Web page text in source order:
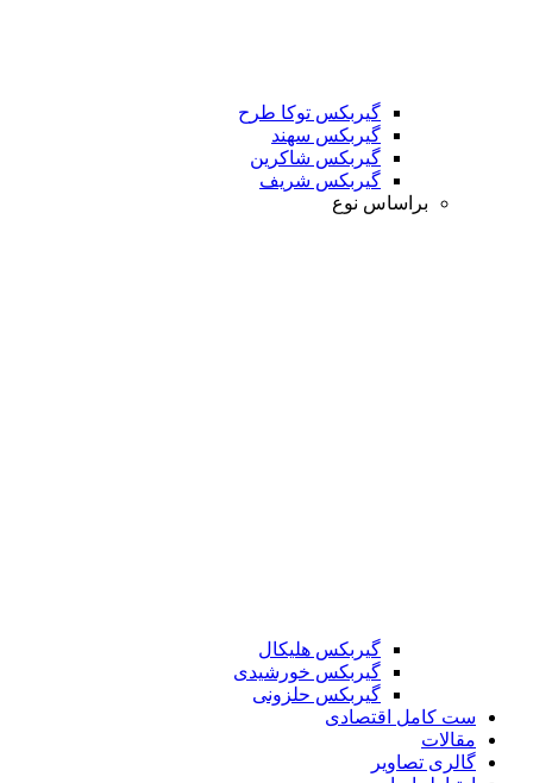
گیربکس توکا طرح
گیربکس سهند
گیربکس شاکرین
گیربکس شریف
براساس نوع
گیربکس هلیکال
گیربکس خورشیدی
گیربکس حلزونی
ست کامل اقتصادی
مقالات
گالری تصاویر